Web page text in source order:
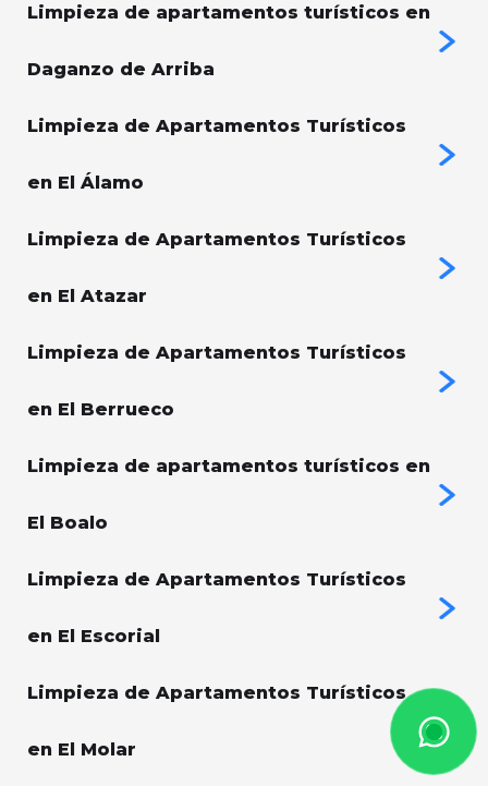
Limpieza de apartamentos turísticos en
Daganzo de Arriba
Limpieza de Apartamentos Turísticos
en El Álamo
Limpieza de Apartamentos Turísticos
en El Atazar
Limpieza de Apartamentos Turísticos
en El Berrueco
Limpieza de apartamentos turísticos en
El Boalo
Limpieza de Apartamentos Turísticos
en El Escorial
Limpieza de Apartamentos Turísticos
en El Molar